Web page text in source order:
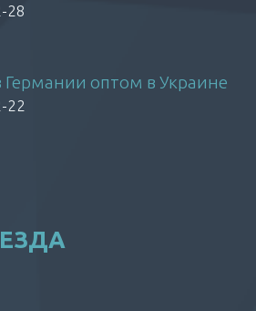
28
Германии оптом в Украине
22